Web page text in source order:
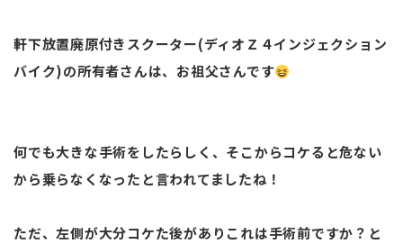
軒下放置廃原付きスクーター(ディオＺ４インジェクション
バイク)の所有者さんは、お祖父さんです
何でも大きな手術をしたらしく、そこからコケると危ない
から乗らなくなったと言われてましたね！
ただ、左側が大分コケた後がありこれは手術前ですか？と